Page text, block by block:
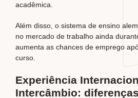
acadêmica.
Além disso, o sistema de ensino
no mercado de trabalho ainda
aumenta as chances de emprego
curso.
Experiência
Intercâmbio: